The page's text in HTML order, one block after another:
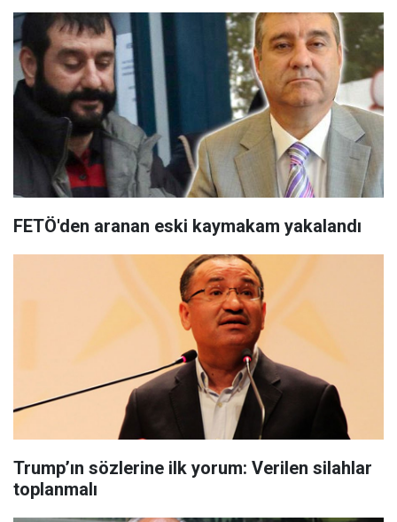
FETÖ'den aranan eski kaymakam yakalandı
Trump’ın sözlerine ilk yorum: Verilen silahlar
toplanmalı